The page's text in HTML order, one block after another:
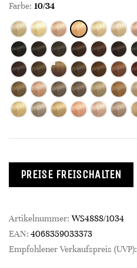
Farbe: 10/34
PREISE FREISCHALTEN
Artikelnummer: WS4888/1034
EAN: 4068359033373
Empfohlener Verkaufspreis (UVP):